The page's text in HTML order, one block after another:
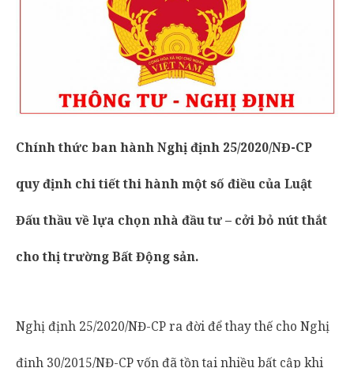
Chính thức ban hành Nghị định 25/2020/NĐ-CP
quy định chi tiết thi hành một số điều của Luật
Đấu thầu về lựa chọn nhà đầu tư – cởi bỏ nút thắt
cho thị trường Bất Động sản.
Nghị định 25/2020/NĐ-CP ra đời để thay thế cho Nghị
định 30/2015/NĐ-CP vốn đã tồn tại nhiều bất cập khi